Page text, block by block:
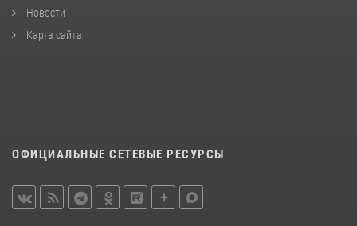
Новости
Карта сайта
ОФИЦИАЛЬНЫЕ СЕТЕВЫЕ РЕСУРСЫ